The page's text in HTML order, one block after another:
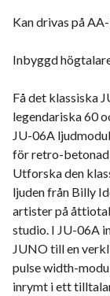
Kan drivas på
Inbyggd
Få det klassiska
legendariska 60
JU-06A
för retro-betonad
Utforska den
ljuden från Billy
artister på
studio. I JU-06A
JUNO till en
pulse width-
inrymt i ett